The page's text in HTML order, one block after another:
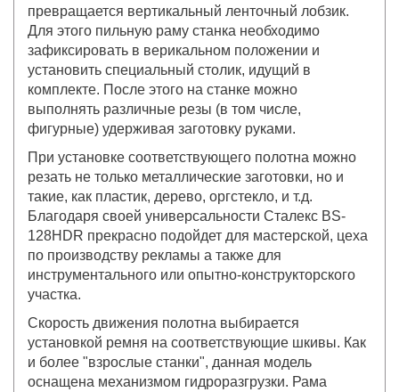
превращается вертикальный ленточный лобзик.
Для этого пильную раму станка необходимо
зафиксировать в верикальном положении и
установить специальный столик, идущий в
комплекте. После этого на станке можно
выполнять различные резы (в том числе,
фигурные) удерживая заготовку руками.
При установке соответствующего полотна можно
резать не только металлические заготовки, но и
такие, как пластик, дерево, оргстекло, и т.д.
Благодаря своей универсальности Сталекс BS-
128HDR прекрасно подойдет для мастерской, цеха
по производству рекламы а также для
инструментального или опытно-конструкторского
участка.
Скорость движения полотна выбирается
установкой ремня на соответствующие шкивы. Как
и более "взрослые станки", данная модель
оснащена механизмом гидроразгрузки. Рама